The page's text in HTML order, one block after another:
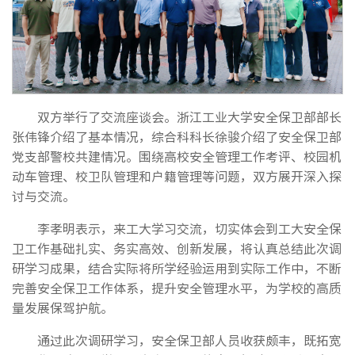
双方举行了交流座谈会。浙江工业大学安全保卫部部长
张伟锋介绍了基本情况，综合科科长徐骏介绍了安全保卫部
党支部警校共建情况。围绕高校安全管理工作考评、校园机
动车管理、校卫队管理和户籍管理等问题，双方展开深入探
讨与交流。
李孝明表示，来工大学习交流，切实体会到工大安全保
卫工作基础扎实、务实高效、创新发展，将认真总结此次调
研学习成果，结合实际将所学经验运用到实际工作中，不断
完善安全保卫工作体系，提升安全管理水平，为学校的高质
量发展保驾护航。
通过此次调研学习，安全保卫部人员收获颇丰，既拓宽